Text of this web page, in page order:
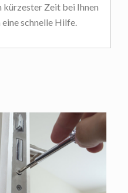
kürzester Zeit bei Ihnen
schnelle Hilfe.